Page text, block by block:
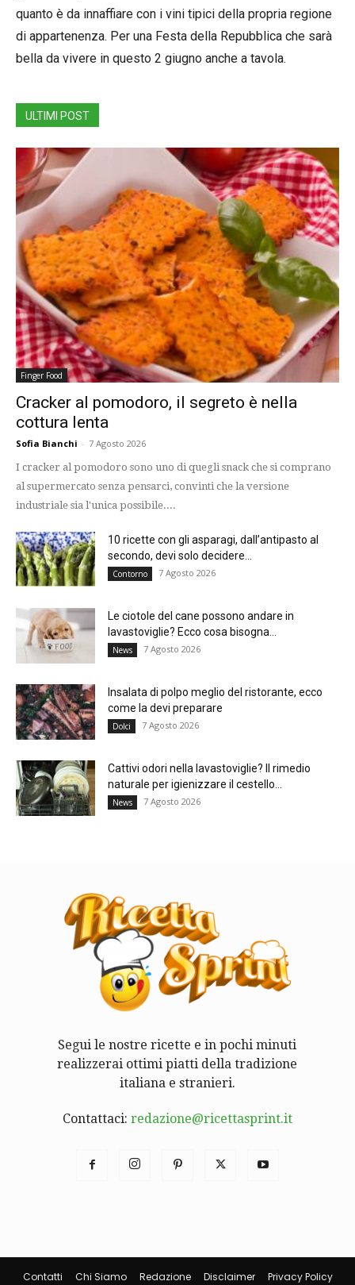
quanto è da innaffiare con i vini tipici della propria regione
di appartenenza. Per una Festa della Repubblica che sarà
bella da vivere in questo 2 giugno anche a tavola.
ULTIMI POST
Finger Food
Cracker al pomodoro, il segreto è nella
cottura lenta
Sofia Bianchi - 7 Agosto 2026
I cracker al pomodoro sono uno di quegli snack che si comprano
al supermercato senza pensarci, convinti che la versione
industriale sia l'unica possibile....
10 ricette con gli asparagi, dall’antipasto al
secondo, devi solo decidere...
Contorno 7 Agosto 2026
Le ciotole del cane possono andare in
lavastoviglie? Ecco cosa bisogna...
News 7 Agosto 2026
Insalata di polpo meglio del ristorante, ecco
come la devi preparare
Dolci 7 Agosto 2026
Cattivi odori nella lavastoviglie? Il rimedio
naturale per igienizzare il cestello...
News 7 Agosto 2026
Segui le nostre ricette e in pochi minuti
realizzerai ottimi piatti della tradizione
italiana e stranieri.
Contattaci: redazione@ricettasprint.it
Contatti Chi Siamo Redazione Disclaimer Privacy Policy